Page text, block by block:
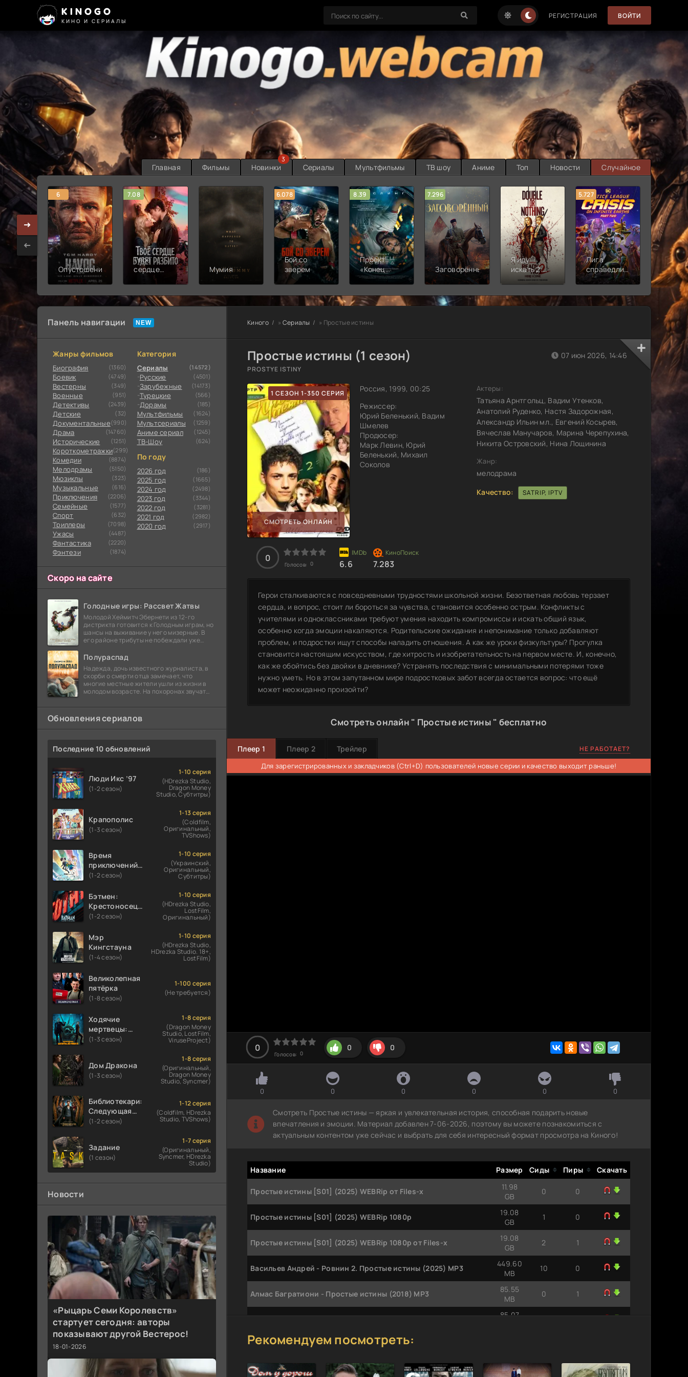
KINOGO
КИНО И СЕРИАЛЫ
РЕГИСТРАЦИЯ ВОЙТИ
Главная Фильмы Новинки
3
Сериалы Мультфильмы ТВ шоу Аниме Топ Новости Случайное
6
Опустошение
7.08
Твоё
сердце
Мумия
6.078
Бой со
зверем
8.39
Проект
«Конец
света»
7.296
Заговорённый
Я иду
искать 2:
Вот и я
5.727
Лига
справедливости:
Кризис на
землях.
Часть 2
8.889
Новая
смена
Панель навигации
Жанры фильмов
Биография (1360)
Боевик (4749)
Вестерны (349)
Военные (951)
Детективы (2439)
Детские (32)
Документальные(990)
Драма (14760)
Исторические (1251)
Короткометражки(299)
Комедии (8874)
Мелодрамы (5150)
Мюзиклы (323)
Музыкальные (616)
Приключения (2206)
Семейные (1577)
Cпорт (632)
Триллеры (7098)
Ужасы (4487)
Фантастика (2220)
Фэнтези (1874)
Категория
Сериалы (14572)
Русские (4501)
Зарубежные (14173)
Турецкие (566)
Дорамы (185)
Мультфильмы (1624)
Мультсериалы (1259)
Аниме сериал (1245)
ТВ-Шоу (624)
По году
2026 год (186)
2025 год (1665)
2024 год (2498)
2023 год (3344)
2022 год (3281)
2021 год (2982)
2020 год (2917)
Скоро на сайте
Голодные игры: Рассвет Жатвы
Молодой Хеймитч Эбернети из 12-го
дистрикта готовится к Голодным играм, но
шансы на выживание у него мизерные. В
его районе трибуты не побеждали уже
безнадежности.
Полураспад
Надежда, дочь известного журналиста, в
скорби о смерти отца замечает, что
многие местные жители ушли из жизни в
молодом возрасте. На похоронах звучат
Обновления сериалов
Последние 10 обновлений
Люди Икс ’97
(1-2 сезон)
1-10 серия
(HDrezka Studio,
Dragon Money
Studio, Субтитры)
Крапополис
(1-3 сезон)
1-13 серия
(Coldfilm,
Оригинальный,
TVShows)
Время
приключений:
Фионна и Кейк
(1-2 сезон)
1-10 серия
(Украинский,
Оригинальный,
Субтитры)
Бэтмен:
Крестоносец в
плаще
(1-2 сезон)
1-10 серия
(HDrezka Studio,
LostFilm,
Оригинальный)
Мэр
Кингстауна
(1-4 сезон)
1-10 серия
(HDrezka Studio,
HDrezka Studio. 18+,
LostFilm)
Великолепная
пятёрка
(1-8 сезон)
1-100 серия
(Не требуется)
Ходячие
мертвецы:
Мертвый
(1-3 сезон)
1-8 серия
(Dragon Money
Studio, LostFilm,
ViruseProject)
Дом Дракона
(1-3 сезон)
1-8 серия
(Оригинальный,
Dragon Money
Studio, Syncmer)
Библиотекари:
Следующая
глава
(1-2 сезон)
1-12 серия
(Coldfilm, HDrezka
Studio, TVShows)
Задание
(1 сезон)
1-7 серия
(Оригинальный,
Syncmer, HDrezka
Studio)
Новости
«Рыцарь Семи Королевств»
стартует сегодня: авторы
показывают другой Вестерос!
18-01-2026
Киного » Сериалы » Простые истины
Простые истины (1 сезон)
PROSTYE ISTINY
1 СЕЗОН 1-350 СЕРИЯ
СМОТРЕТЬ ОНЛАЙН
Россия, 1999, 00:25
Режиссер:
Юрий Беленький, Вадим
Шмелев
Продюсер:
Марк Левин, Юрий
Беленький, Михаил
Соколов
07 июн 2026, 14:46
Актеры:
Татьяна Арнтгольц, Вадим Утенков,
Анатолий Руденко, Настя Задорожная,
Александр Ильин мл., Евгений Косырев,
Вячеслав Манучаров, Марина Черепухина,
Никита Островский, Нина Лощинина
Жанр:
мелодрама
Качество:
SATRIP, IPTV
0
Голосов: 0 6.6 7.283
Герои сталкиваются с повседневными трудностями школьной жизни. Безответная любовь терзает
сердца, и вопрос, стоит ли бороться за чувства, становится особенно острым. Конфликты с
учителями и одноклассниками требуют умения находить компромиссы и искать общий язык,
особенно когда эмоции накаляются. Родительские ожидания и непонимание только добавляют
проблем, и подростки ищут способы наладить отношения. А как же уроки физкультуры? Прогулка
становится настоящим искусством, где хитрость и изобретательность на первом месте. И, конечно,
как же обойтись без двойки в дневнике? Устранять последствия с минимальными потерями тоже
нужно уметь. Но в этом запутанном мире подростковых забот всегда остается вопрос: что ещё
может неожиданно произойти?
Смотреть онлайн " Простые истины " бесплатно
Плеер 1 Плеер 2 Трейлер НЕ РАБОТАЕТ?
Для зарегистрированных и закладчиков (Ctrl+D) пользователей новые серии и качество выходит раньше!
0
Голосов: 0
0 0
0 0 0 0 0 0
Смотреть Простые истины — яркая и увлекательная история, способная подарить новые
впечатления и эмоции. Материал добавлен 7-06-2026, поэтому вы можете познакомиться с
актуальным контентом уже сейчас и выбрать для себя интересный формат просмотра на Киного!
Название Размер Сиды Пиры Скачать
Простые истины [S01] (2025) WEBRip от Files-x
11.98
GB
0 0
Простые истины [S01] (2025) WEBRip 1080p
19.08
GB
1 0
Простые истины [S01] (2025) WEBRip 1080p от Files-x
19.08
GB
2 1
Васильев Андрей - Ровнин 2. Простые истины (2025) MP3
449.60
MB
10 0
Алмас Багратиони - Простые истины (2018) MP3
85.55
MB
0 1
85.07
Простые истины / Straight A's (2013) BDRip от HQCLUB |
Простые истины / Straight A's (2013) BDRip 720p от leonardo 59 |
1.32 GB 0 1
Рекомендуем посмотреть: